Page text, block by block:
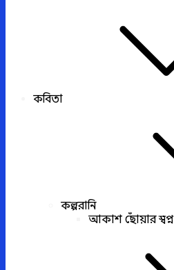
কবিতা
কল্পরানি
আকাশ ছোঁয়ার স্বপ্ন